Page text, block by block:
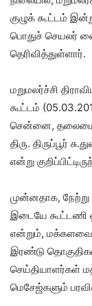
குழுக் கூட்டம்
பொதுச் செயலர்
தெரிவித்துள்ளார்.
மறுமலர்ச்சி
கூட்டம்
சென்னை, தலைமை
திரு. திருப்பூர்
என்று
முன்னதாக,
இடையே கூட்டணி
என்றும், மக்களவைத்
இரண்டு
செய்தியாளர்கள்
மெசேஜ்களும்